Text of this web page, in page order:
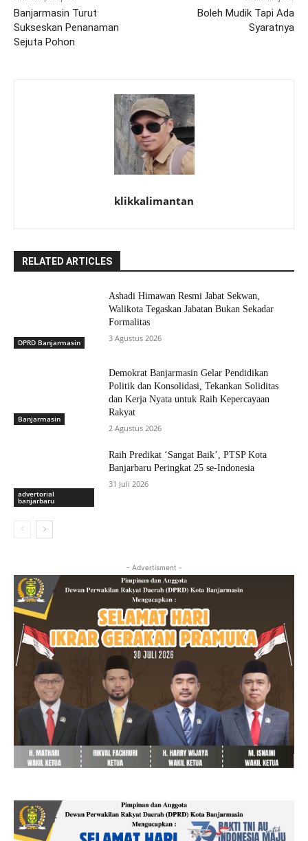
Banjarmasin Turut
Sukseskan Penanaman
Sejuta Pohon
Boleh Mudik Tapi Ada
Syaratnya
klikkalimantan
RELATED ARTICLES
DPRD Banjarmasin
Ashadi Himawan Resmi Jabat Sekwan,
Walikota Tegaskan Jabatan Bukan Sekadar
Formalitas
3 Agustus 2026
Banjarmasin
Demokrat Banjarmasin Gelar Pendidikan
Politik dan Konsolidasi, Tekankan Soliditas
dan Kerja Nyata untuk Raih Kepercayaan
Rakyat
2 Agustus 2026
advertorial
banjarbaru
Raih Predikat ‘Sangat Baik’, PTSP Kota
Banjarbaru Peringkat 25 se-Indonesia
31 Juli 2026
- Advertisment -